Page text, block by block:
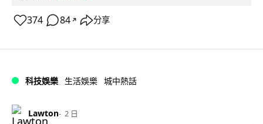
374 84 ↗ 分享
科技娛樂 生活娛樂 城中熱話
Lawton 2 日